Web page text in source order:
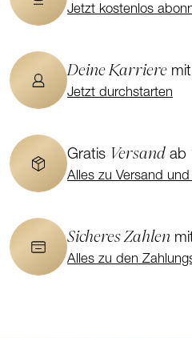
Jetzt kostenlos
Deine Karriere
Jetzt durchstarten
Gratis Versand ab
Alles zu Versand
Sicheres Zahlen
Alles zu den